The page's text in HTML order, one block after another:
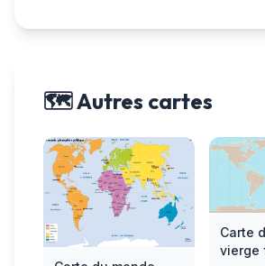
🗺️ Autres cartes
Carte
vierge